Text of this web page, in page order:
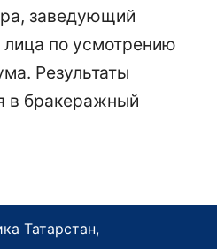
заведующий
лица по усмотрению
Результаты
в бракеражный
Татарстан,